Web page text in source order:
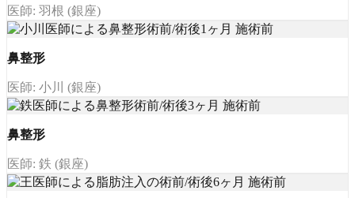
医師: 羽根 (銀座)
鼻整形
医師: 小川 (銀座)
鼻整形
医師: 鉄 (銀座)